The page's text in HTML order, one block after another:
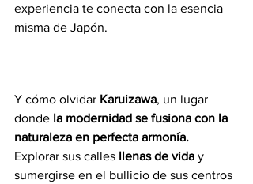
experiencia te conecta con la esencia
misma de Japón.
Y cómo olvidar Karuizawa, un lugar
donde la modernidad se fusiona con la
naturaleza en perfecta armonía.
Explorar sus calles llenas de vida y
sumergirse en el bullicio de sus centros